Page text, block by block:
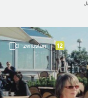
zwiastun